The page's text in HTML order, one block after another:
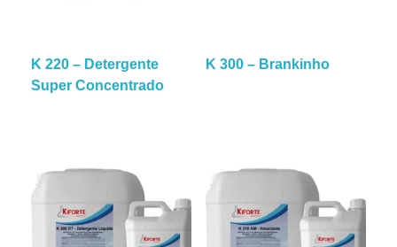
K 220 – Detergente
Super Concentrado
K 300 – Brankinho